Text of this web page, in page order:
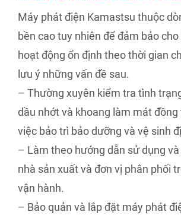
Máy phát điện Kamastsu thuộc
bền cao tuy nhiên để đảm bảo
hoạt động ổn định theo thời gian
lưu ý những vấn đề sau.
– Thường xuyên kiểm tra tình
dầu nhớt và khoang làm mát
việc bảo trì bảo dưỡng và vệ sinh
– Làm theo hướng dẫn sử dụng
nhà sản xuất và đơn vị phân phối
vận hành.
– Bảo quản và lắp đặt máy phát